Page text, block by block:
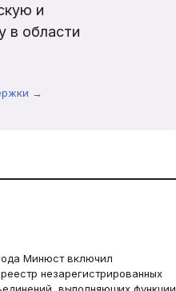
и
в области
→
Минюст включил
незарегистрированных